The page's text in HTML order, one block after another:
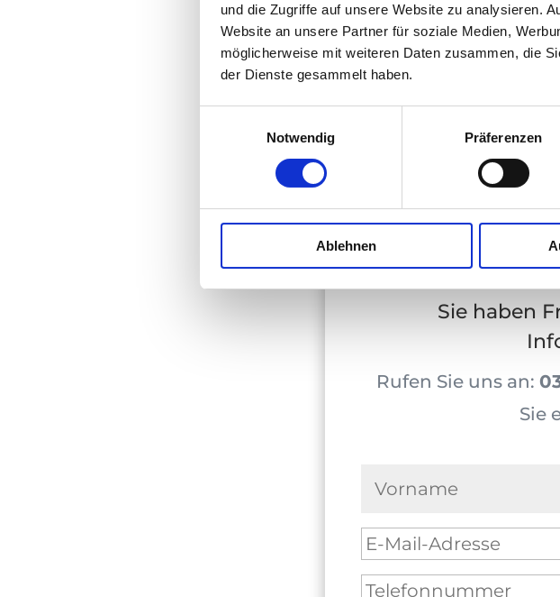
und die Zugriffe auf unsere Website zu analysieren.
Website an unsere Partner für soziale Medien,
möglicherweise mit weiteren Daten zusammen, die
der Dienste gesammelt haben.
Notwendig
Präferenzen
Ablehnen
Unterstützung bei
Informationen zu
Entlastungsleistungen
Sie haben
Rufen Sie uns an:
Sie